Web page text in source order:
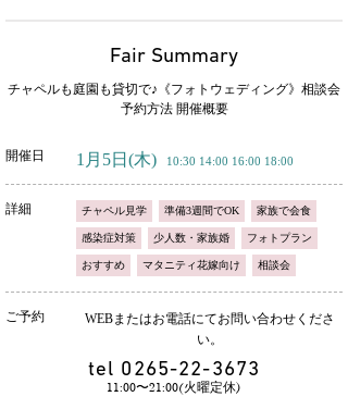
Fair Summary
チャペルも庭園も貸切で♪《フォトウェディング》相談会
予約方法 開催概要
開催日 1月5日 (木) 10:30 14:00 16:00 18:00
詳細 チャペル見学 準備3週間でOK 家族で会食
感染症対策 少人数・家族婚 フォトプラン
おすすめ マタニティ花嫁向け 相談会
ご予約
WEBまたはお電話にてお問い合わせくださ
い。
tel 0265-22-3673
11:00〜21:00(火曜定休)